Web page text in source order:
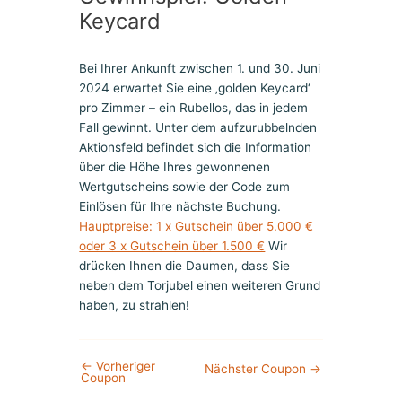
Keycard
Bei Ihrer Ankunft zwischen 1. und 30. Juni
2024 erwartet Sie eine ‚golden Keycard‘
pro Zimmer – ein Rubellos, das in jedem
Fall gewinnt. Unter dem aufzurubbelnden
Aktionsfeld befindet sich die Information
über die Höhe Ihres gewonnenen
Wertgutscheins sowie der Code zum
Einlösen für Ihre nächste Buchung.
Hauptpreise: 1 x Gutschein über 5.000 €
oder 3 x Gutschein über 1.500 € Wir
drücken Ihnen die Daumen, dass Sie
neben dem Torjubel einen weiteren Grund
haben, zu strahlen!
← Vorheriger
Coupon
Nächster Coupon →